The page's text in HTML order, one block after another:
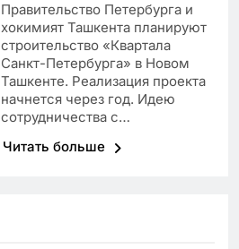
Правительство Петербурга и
хокимият Ташкента планируют
строительство «Квартала
Санкт-Петербурга» в Новом
Ташкенте. Реализация проекта
начнется через год. Идею
сотрудничества с…
Читать больше